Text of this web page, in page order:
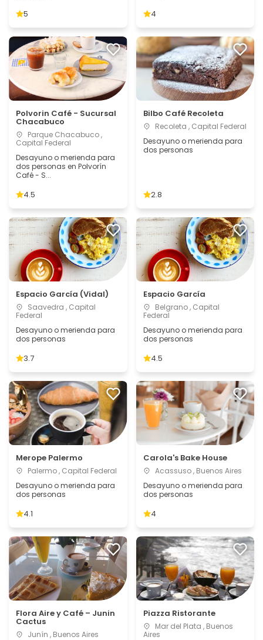
5 4
Polvorin Café - Sucursal
Chacabuco
Parque Chacabuco ,
Capital Federal
Desayuno o merienda para
dos personas en Polvorín
Café - S...
4.5
Bilbo Café Recoleta
Recoleta , Capital Federal
Desayuno o merienda para
dos personas
2.8
Espacio García (Vidal)
Saavedra , Capital
Federal
Desayuno o merienda para
dos personas
3.7
Espacio García
Belgrano , Capital
Federal
Desayuno o merienda para
dos personas
4.5
Merope Palermo
Palermo , Capital Federal
Desayuno o merienda para
dos personas
4.1
Carola's Bake House
Acassuso , Buenos Aires
Desayuno o merienda para
dos personas
4
Flora Aire y Café – Junin
Cactus
Junín , Buenos Aires
Piazza Ristorante
Mar del Plata , Buenos
Aires